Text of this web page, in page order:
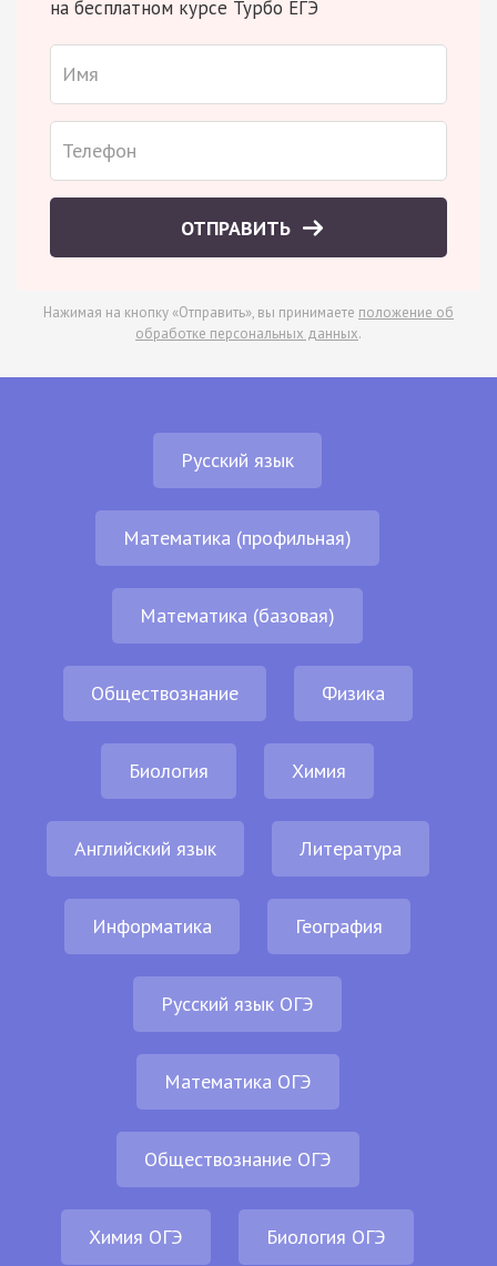
на бесплатном курсе Турбо ЕГЭ
ОТПРАВИТЬ
Нажимая на кнопку «Отправить», вы принимаете положение об
обработке персональных данных.
Русский язык
Математика (профильная)
Математика (базовая)
Обществознание Физика
Биология Химия
Английский язык Литература
Информатика География
Русский язык ОГЭ
Математика ОГЭ
Обществознание ОГЭ
Химия ОГЭ Биология ОГЭ